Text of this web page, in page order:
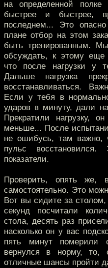
на определенной
быстрее и быстрее,
последнем... Это
плане отбор на этом
быть тренированным.
обсуждать, к этому еще
что после нагрузки у
Дальше нагрузка
восстанавливаться.
Если у тебя в
ударов в минуту, дали
Прекратили нагрузку,
меньше... После
не ошибусь, там важно,
пульс
показатели.
Проверить, опять же,
самостоятельно. Это
Вот вы сидите за
секунд посчитали
стола, десять раз
насколько он у вас
пять минут
вернулся в норму, то,
отличные шансы пройти